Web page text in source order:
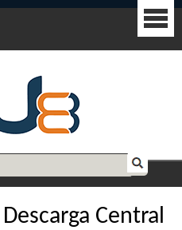
Central